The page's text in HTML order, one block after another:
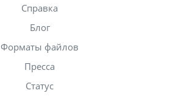
Справка
Блог
Форматы файлов
Пресса
Статус